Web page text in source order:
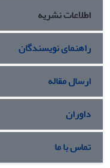
اطلاعات نشریه
راهنمای نویسندگان
ارسال مقاله
داوران
تماس با ما